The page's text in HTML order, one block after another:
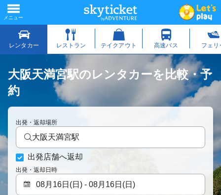
大阪天満宮駅のレンタカーを比較・予
約
出発・返却場所
大阪天満宮駅
出発店舗へ返却
出発・返却日時